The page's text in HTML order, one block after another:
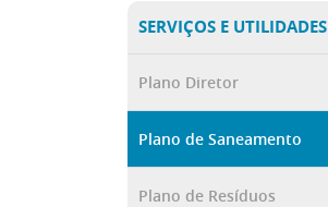
SERVIÇOS E UTILIDADES
Plano Diretor
Plano de Saneamento
Plano de Resíduos